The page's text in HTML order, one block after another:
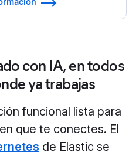
con IA, en todos
ya trabajas
funcional lista para
que te conectes. El
de Elastic se